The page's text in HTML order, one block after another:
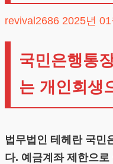
revival2686 2025년
국민은행통
는 개인회생
법무법인 테헤란 국민
다. 예금계좌 제한으